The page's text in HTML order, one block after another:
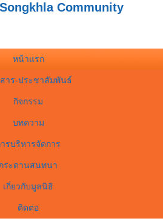
Community
หน้าแรก
าร-ประชาสัมพันธ์
กิจกรรม
บทความ
รบริหารจัดการ
กระดานสนทนา
เกี่ยวกับมูลนิธิ
ติดต่อ